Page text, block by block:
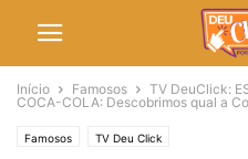
Início Famosos
TV DeuClick:
COCA-COLA: Descobrimos qual a
Famosos TV Deu Click